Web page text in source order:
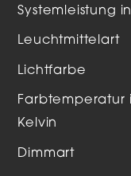
Systemleistung
Leuchtmittelart
Lichtfarbe
Farbtemperatur
Kelvin
Dimmart